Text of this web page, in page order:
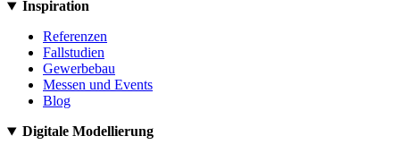
Inspiration
Referenzen
Fallstudien
Gewerbebau
Messen und Events
Blog
Digitale Modellierung